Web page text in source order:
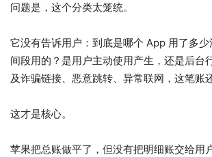
问题是，这个分类太笼统。
它没有告诉用户：到底是哪个 App 用了多
间段用的？是用户主动使用产生，还是后台
及诈骗链接、恶意跳转、异常联网，这笔账
这才是核心。
苹果把总账做平了，但没有把明细账交给用户